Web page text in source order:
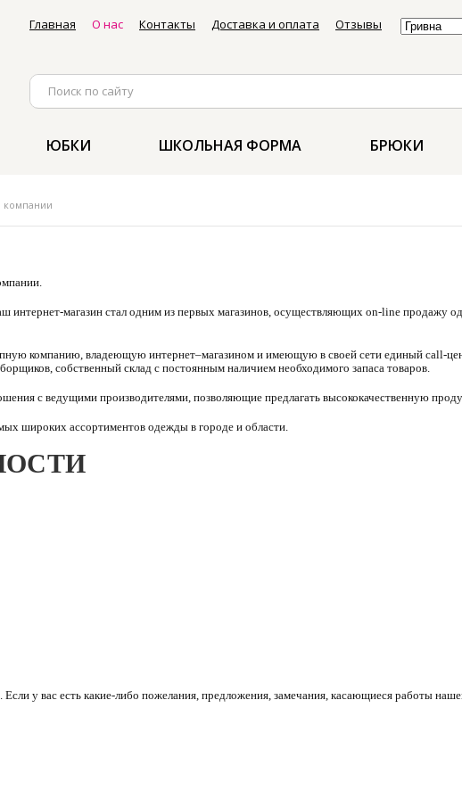
Главная О нас Контакты Доставка и оплата Отзывы
ЮБКИ ШКОЛЬНАЯ ФОРМА БРЮКИ
компании
интернет-магазин стал одним из первых магазинов, осуществляющих on-line продажу
компанию, владеющую интернет–магазином и имеющую в своей сети единый call-
собственный склад c постоянным наличием необходимого запаса товаров.
с ведущими производителями, позволяющие предлагать высококачественную
широких ассортиментов одежды в городе и области.
у вас есть какие-либо пожелания, предложения, замечания, касающиеся работы